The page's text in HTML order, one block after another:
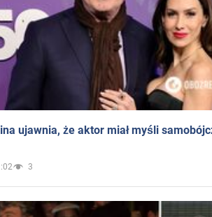
ujawnia, że aktor miał myśli
3